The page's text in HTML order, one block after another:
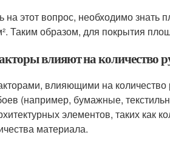
на этот вопрос, необходимо
Таким образом, для покрытия
влияют на количество
влияющими на
(например, бумажные,
элементов, таких как
материала.